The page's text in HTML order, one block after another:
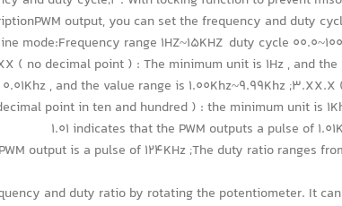
output, you can set the frequency and duty
mode:Frequency range 1HZ~15KHZ duty cycle
( no decimal point ) : The minimum unit is 1Hz , and the
, and the value range is 1.00Khz~9.99Khz
point in ten and hundred ) : the minimum unit is
1.01 indicates that the PWM outputs a pulse
is a pulse of 124KHz ;The duty ratio ranges from
and duty ratio by rotating the potentiometer. It